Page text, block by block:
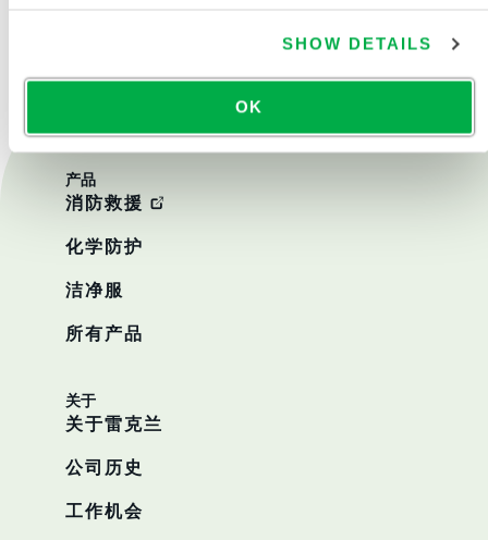
SHOW DETAILS
OK
产品
消防救援
化学防护
洁净服
所有产品
关于
关于雷克兰
公司历史
工作机会